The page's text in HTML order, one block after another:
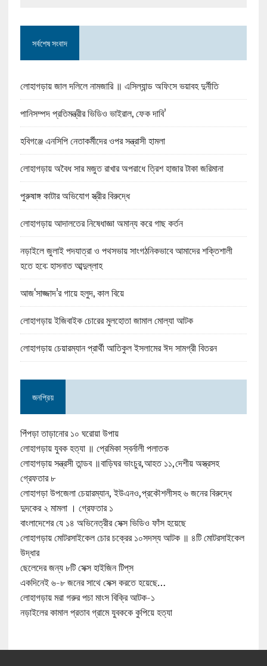
সর্বশেষ সংবাদ
লোহাগড়ায় জাল দলিলে নামজারি ॥ এসিল্যান্ড অফিসে ভয়াবহ দুর্নীতি
পানিসম্পদ প্রতিমন্ত্রীর ভিডিও ভাইরাল, ফেক দাবি’
হবিগঞ্জে এনসিপি নেতাকর্মীদের ওপর সন্ত্রাসী হামলা
লোহাগড়ায় অবৈধ সার মজুত রাখার অপরাধে ত্রিশ হাজার টাকা জরিমানা
পুরুষাঙ্গ কাটার অভিযোগ স্ত্রীর বিরুদ্ধে
লোহাগড়ায় আদালতের নিষেধাজ্ঞা অমান্য করে গাছ কর্তন
নড়াইলে জুলাই পদযাত্রা ও পথসভায় সাংগঠনিকভাবে আমাদের শক্তিশালী
হতে হবে: হাসনাত আব্দুল্লাহ
আজ‘সাজ্জাদ’র গায়ে হলুদ, কাল বিয়ে
লোহাগড়ায় ইজিবাইক চোরের মুলহোতা জামাল মোল্যা আটক
লোহাগড়ায় চেয়ারম্যান প্রার্থী আতিকুল ইসলামের ঈদ সামগ্রী বিতরন
জনপ্রিয়
পিঁপড়া তাড়ানোর ১০ ঘরোয়া উপায়
লোহাগড়ায় যুবক হত্যা ॥ প্রেমিকা স্বর্নালী পলাতক
লোহাগড়ায় সন্ত্রসী তান্ডব ॥বাড়িঘর ভাংচুর,আহত ১১,দেশীয় অস্ত্রসহ
গ্রেফতার ৮
লোহাগড়া উপজেলা চেয়ারম্যান, ইউএনও,প্রকৌশলীসহ ৬ জনের বিরুদ্ধে
দুদকের ২ মামলা । গ্রেফতার ১
বাংলাদেশের যে ১৪ অভিনেত্রীর সেক্স ভিডিও ফাঁস হয়েছে
লোহাগড়ায় মোটরসাইকেল চোর চক্রের ১০সদস্য আটক ॥ ৪টি মোটরসাইকেল
উদ্ধার
ছেলেদের জন্য ৮টি সেক্স হাইজিন টিপ্‌স
একদিনেই ৬-৮ জনের সাথে সেক্স করতে হয়েছে…
লোহাগড়ায় মরা গরুর পচা মাংস বিক্রি আটক-১
নড়াইলের কামাল প্রতাব গ্রামে যুবককে কুপিয়ে হত্যা